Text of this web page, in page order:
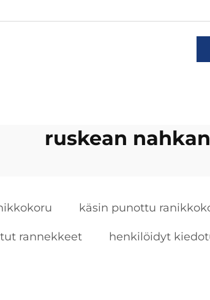
ruskean
käsin punottu
rannekkeet henkilöidyt